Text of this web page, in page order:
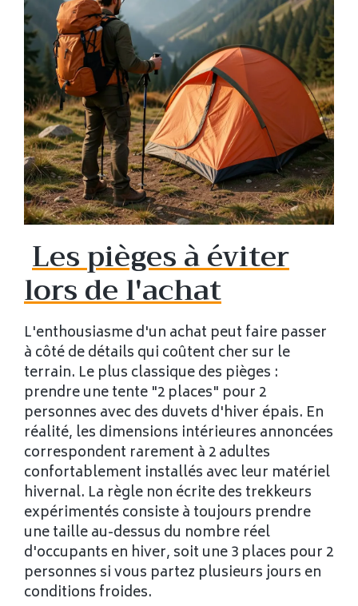
Les pièges à éviter
lors de l'achat
L'enthousiasme d'un achat peut faire passer
à côté de détails qui coûtent cher sur le
terrain. Le plus classique des pièges :
prendre une tente "2 places" pour 2
personnes avec des duvets d'hiver épais. En
réalité, les dimensions intérieures annoncées
correspondent rarement à 2 adultes
confortablement installés avec leur matériel
hivernal. La règle non écrite des trekkeurs
expérimentés consiste à toujours prendre
une taille au-dessus du nombre réel
d'occupants en hiver, soit une 3 places pour 2
personnes si vous partez plusieurs jours en
conditions froides.